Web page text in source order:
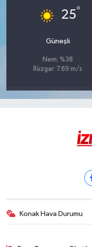
25°
Güneşli
Nem: %38
Rüzgar: 7.69 m/s
Konak Hava Durumu